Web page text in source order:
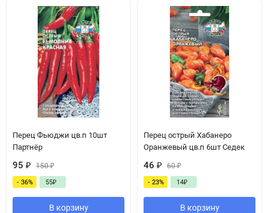
Перец Фьюджи цв.п 10шт
Партнёр
95 ₽ 150₽
- 36% 55₽
В корзину
Перец острый Хабанеро
Оранжевый цв.п 6шт Седек
46 ₽ 60₽
- 23% 14₽
В корзину